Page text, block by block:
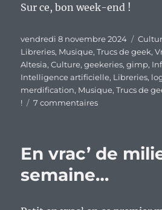
Sur ce, bon week-end !
Publié
le
vendredi 8 novembre 2024
Libreries, Musique,Trucs de geek,
Altesia,Culture,geekeries,gimp,
Intelligence artificielle, Libreries,
merdification, Musique,Trucs de
!
7 commentairessur
fin
semaine…
En vrac’ de
semaine…